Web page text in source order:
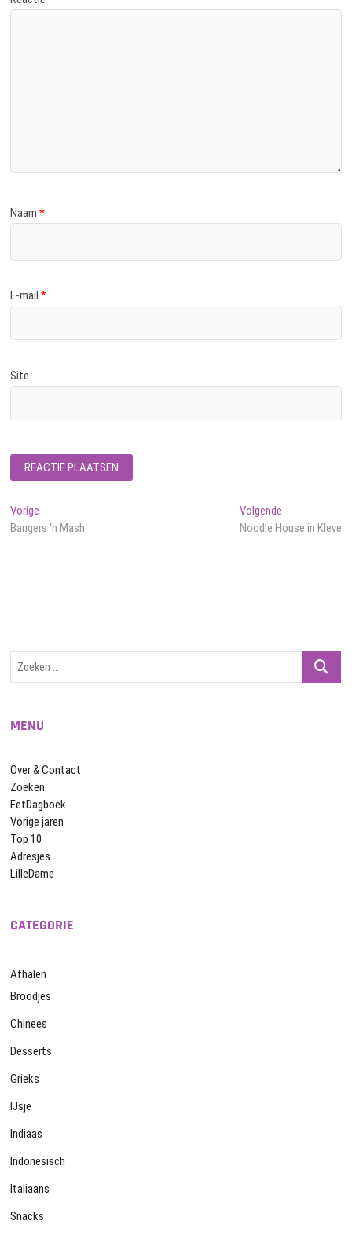
Naam*
E-mail*
Site
Bericht
navigatie
Vorige
bericht:
Bangers ‘n Mash
VolgendeVolgend
bericht:
Noodle House in Kleve
Zoeken
MENU
Over & Contact
Zoeken
EetDagboek
Vorige jaren
Top 10
Adresjes
LilleDame
CATEGORIE
Afhalen
Broodjes
Chinees
Desserts
Grieks
IJsje
Indiaas
Indonesisch
Italiaans
Snacks